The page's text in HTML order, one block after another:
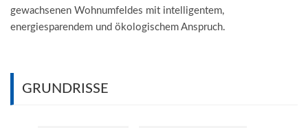
gewachsenen Wohnumfeldes mit intelligentem,
energiesparendem und ökologischem Anspruch.
GRUNDRISSE